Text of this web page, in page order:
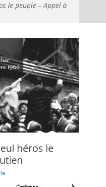
le peuple – Appel à
héros le